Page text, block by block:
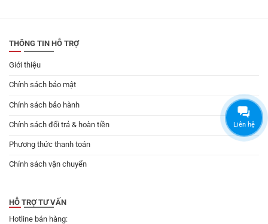
THÔNG TIN HỖ TRỢ
Giới thiệu
Chính sách bảo mật
Chính sách bảo hành
Chính sách đổi trả & hoàn tiền
Phương thức thanh toán
Chính sách vận chuyển
HỖ TRỢ TƯ VẤN
Hotline bán hàng:
Liên hệ